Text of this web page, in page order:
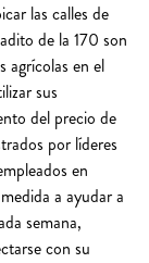
las calles de
de la 170 son
agrícolas en el
sus
del precio de
por líderes
en
a ayudar a
semana,
con su